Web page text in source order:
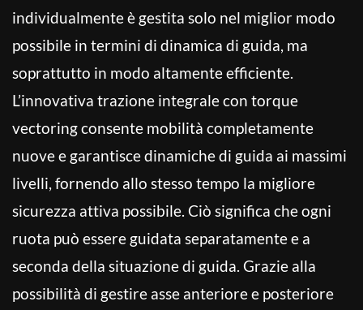
individualmente è gestita solo nel miglior modo
possibile in termini di dinamica di guida, ma
soprattutto in modo altamente efficiente.
L’innovativa trazione integrale con torque
vectoring consente mobilità completamente
nuove e garantisce dinamiche di guida ai massimi
livelli, fornendo allo stesso tempo la migliore
sicurezza attiva possibile. Ciò significa che ogni
ruota può essere guidata separatamente e a
seconda della situazione di guida. Grazie alla
possibilità di gestire asse anteriore e posteriore